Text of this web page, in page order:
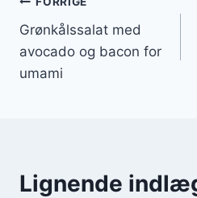
Grønkålssalat med
avocado og bacon for
umami
Lignende